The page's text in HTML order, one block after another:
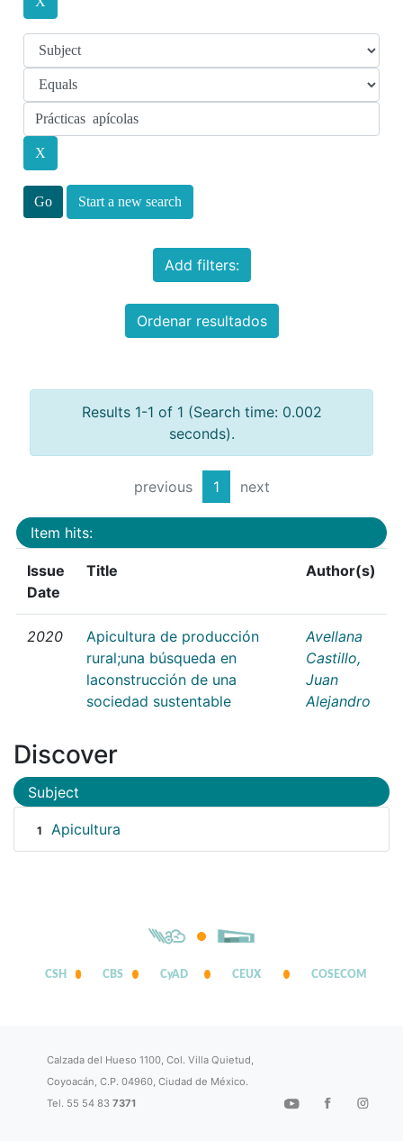
Start a new search
Add filters:
Ordenar resultados
Results 1-1 of 1 (Search time: 0.002
seconds).
previous 1 next
Item hits:
Issue
Date
Title Author(s)
2020
Apicultura de producción
rural;una búsqueda en
laconstrucción de una
sociedad sustentable
Avellana
Castillo,
Juan
Alejandro
Discover
Subject
1 Apicultura
CSH CBS CyAD CEUX COSECOM
Calzada del Hueso 1100, Col. Villa Quietud,
Coyoacán, C.P. 04960, Ciudad de México.
Tel. 55 54 837371